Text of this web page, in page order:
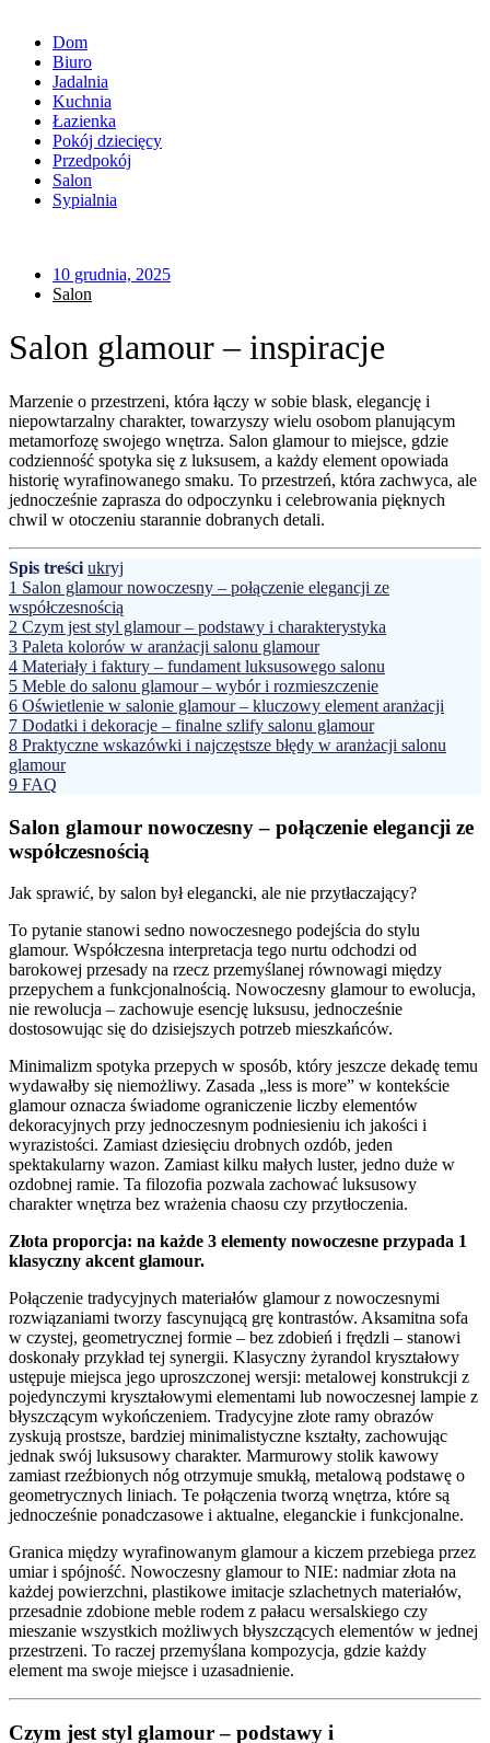
Dom
Biuro
Jadalnia
Kuchnia
Łazienka
Pokój dziecięcy
Przedpokój
Salon
Sypialnia
10 grudnia, 2025
Salon
Salon glamour – inspiracje
Marzenie o przestrzeni, która łączy w sobie blask, elegancję i
niepowtarzalny charakter, towarzyszy wielu osobom planującym
metamorfozę swojego wnętrza. Salon glamour to miejsce, gdzie
codzienność spotyka się z luksusem, a każdy element opowiada
historię wyrafinowanego smaku. To przestrzeń, która zachwyca, ale
jednocześnie zaprasza do odpoczynku i celebrowania pięknych
chwil w otoczeniu starannie dobranych detali.
Spis treści ukryj
1 Salon glamour nowoczesny – połączenie elegancji ze
współczesnością
2 Czym jest styl glamour – podstawy i charakterystyka
3 Paleta kolorów w aranżacji salonu glamour
4 Materiały i faktury – fundament luksusowego salonu
5 Meble do salonu glamour – wybór i rozmieszczenie
6 Oświetlenie w salonie glamour – kluczowy element aranżacji
7 Dodatki i dekoracje – finalne szlify salonu glamour
8 Praktyczne wskazówki i najczęstsze błędy w aranżacji salonu
glamour
9 FAQ
Salon glamour nowoczesny – połączenie elegancji ze
współczesnością
Jak sprawić, by salon był elegancki, ale nie przytłaczający?
To pytanie stanowi sedno nowoczesnego podejścia do stylu
glamour. Współczesna interpretacja tego nurtu odchodzi od
barokowej przesady na rzecz przemyślanej równowagi między
przepychem a funkcjonalnością. Nowoczesny glamour to ewolucja,
nie rewolucja – zachowuje esencję luksusu, jednocześnie
dostosowując się do dzisiejszych potrzeb mieszkańców.
Minimalizm spotyka przepych w sposób, który jeszcze dekadę temu
wydawałby się niemożliwy. Zasada „less is more” w kontekście
glamour oznacza świadome ograniczenie liczby elementów
dekoracyjnych przy jednoczesnym podniesieniu ich jakości i
wyrazistości. Zamiast dziesięciu drobnych ozdób, jeden
spektakularny wazon. Zamiast kilku małych luster, jedno duże w
ozdobnej ramie. Ta filozofia pozwala zachować luksusowy
charakter wnętrza bez wrażenia chaosu czy przytłoczenia.
Złota proporcja: na każde 3 elementy nowoczesne przypada 1
klasyczny akcent glamour.
Połączenie tradycyjnych materiałów glamour z nowoczesnymi
rozwiązaniami tworzy fascynującą grę kontrastów. Aksamitna sofa
w czystej, geometrycznej formie – bez zdobień i frędzli – stanowi
doskonały przykład tej synergii. Klasyczny żyrandol kryształowy
ustępuje miejsca jego uproszczonej wersji: metalowej konstrukcji z
pojedynczymi kryształowymi elementami lub nowoczesnej lampie z
błyszczącym wykończeniem. Tradycyjne złote ramy obrazów
zyskują prostsze, bardziej minimalistyczne kształty, zachowując
jednak swój luksusowy charakter. Marmurowy stolik kawowy
zamiast rzeźbionych nóg otrzymuje smukłą, metalową podstawę o
geometrycznych liniach. Te połączenia tworzą wnętrza, które są
jednocześnie ponadczasowe i aktualne, eleganckie i funkcjonalne.
Granica między wyrafinowanym glamour a kiczem przebiega przez
umiar i spójność. Nowoczesny glamour to NIE: nadmiar złota na
każdej powierzchni, plastikowe imitacje szlachetnych materiałów,
przesadnie zdobione meble rodem z pałacu wersalskiego czy
mieszanie wszystkich możliwych błyszczących elementów w jednej
przestrzeni. To raczej przemyślana kompozycja, gdzie każdy
element ma swoje miejsce i uzasadnienie.
Czym jest styl glamour – podstawy i